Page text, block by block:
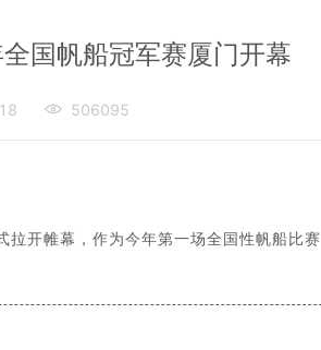
国帆船冠军赛厦门开幕
 506095
开帷幕，作为今年第一场全国性帆船比